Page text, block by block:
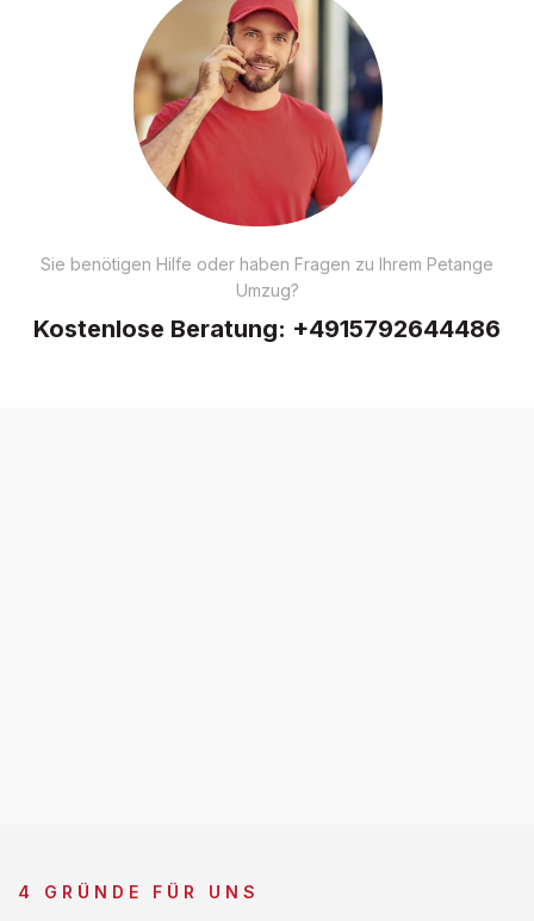
Sie benötigen Hilfe oder haben Fragen zu Ihrem Petange
Umzug?
Kostenlose Beratung: +4915792644486
4 GRÜNDE FÜR UNS